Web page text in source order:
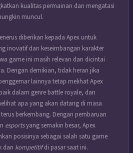
kualitas permainan dan mengatasi
muncul.
diberikan kepada Apex untuk
inovatif dan keseimbangan karakter
game ini masih relevan dan dicintai
Dengan demikian, tidak heran jika
lainnya tetap melihat Apex
dalam genre battle royale, dan
apa yang akan datang di masa
berkembang. Dengan pembaruan
esportsyang semakin besar, Apex
posisinya sebagai salah satu game
dan kompetitifdi pasar saat ini.